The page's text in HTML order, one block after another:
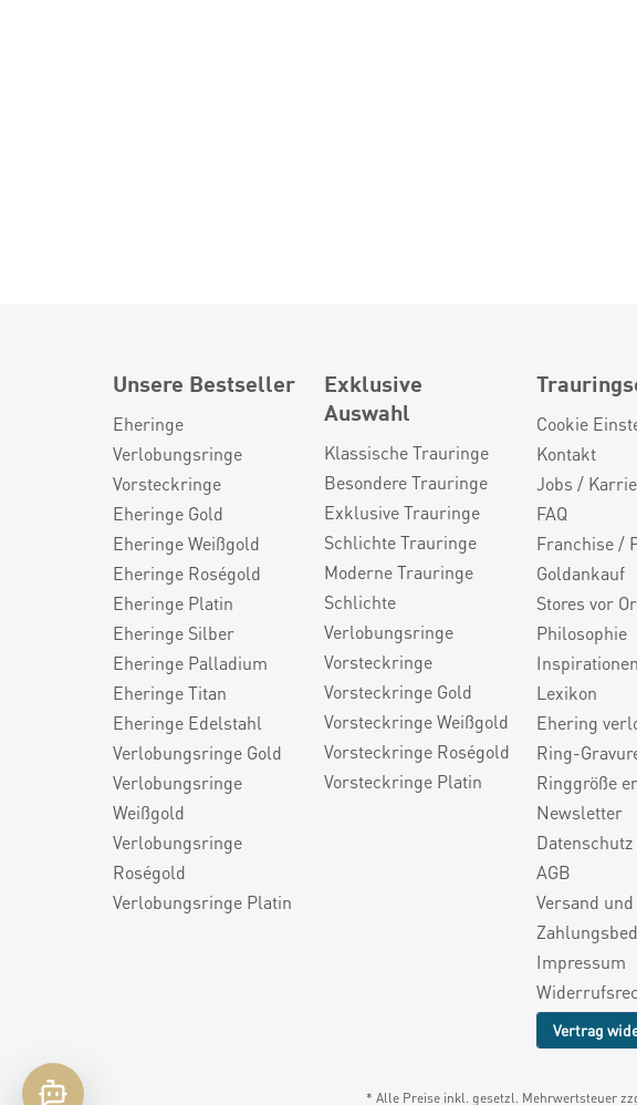
Unsere Bestseller
Eheringe
Verlobungsringe
Vorsteckringe
Eheringe Gold
Eheringe Weißgold
Eheringe Roségold
Eheringe Platin
Eheringe Silber
Eheringe Palladium
Eheringe Titan
Eheringe Edelstahl
Verlobungsringe Gold
Verlobungsringe
Weißgold
Verlobungsringe
Roségold
Verlobungsringe Platin
Exklusive
Auswahl
Klassische Trauringe
Besondere Trauringe
Exklusive Trauringe
Schlichte Trauringe
Moderne Trauringe
Schlichte
Verlobungsringe
Vorsteckringe
Vorsteckringe Gold
Vorsteckringe Weißgold
Vorsteckringe Roségold
Vorsteckringe Platin
Cookie
Kontakt
Jobs /
FAQ
Franchise /
Goldankauf
Stores vor
Philosophie
Inspirationen
Lexikon
Ehering
Ring-
Ringgröße
Newsletter
Datenschutz
AGB
Versand und
Impressum
Vertrag
* Alle Preise inkl. gesetzl. Mehrwertsteuer